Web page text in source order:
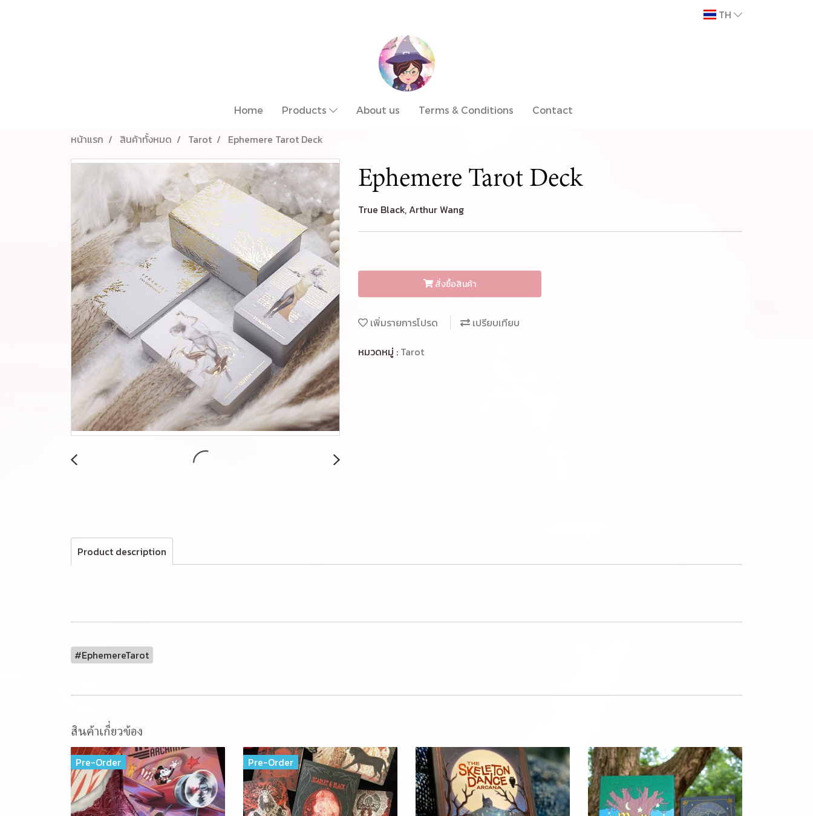
TH
Home Products About us Terms & Conditions Contact
หน้าแรก สินค้าทั้งหมด Tarot Ephemere Tarot Deck
Ephemere Tarot Deck
True Black, Arthur Wang
สั่งซื้อสินค้า
เพิ่มรายการโปรด
เปรียบเทียบ
หมวดหมู่ : Tarot
Product description
#EphemereTarot
สินค้าเกี่ยวข้อง
Pre-Order Pre-Order